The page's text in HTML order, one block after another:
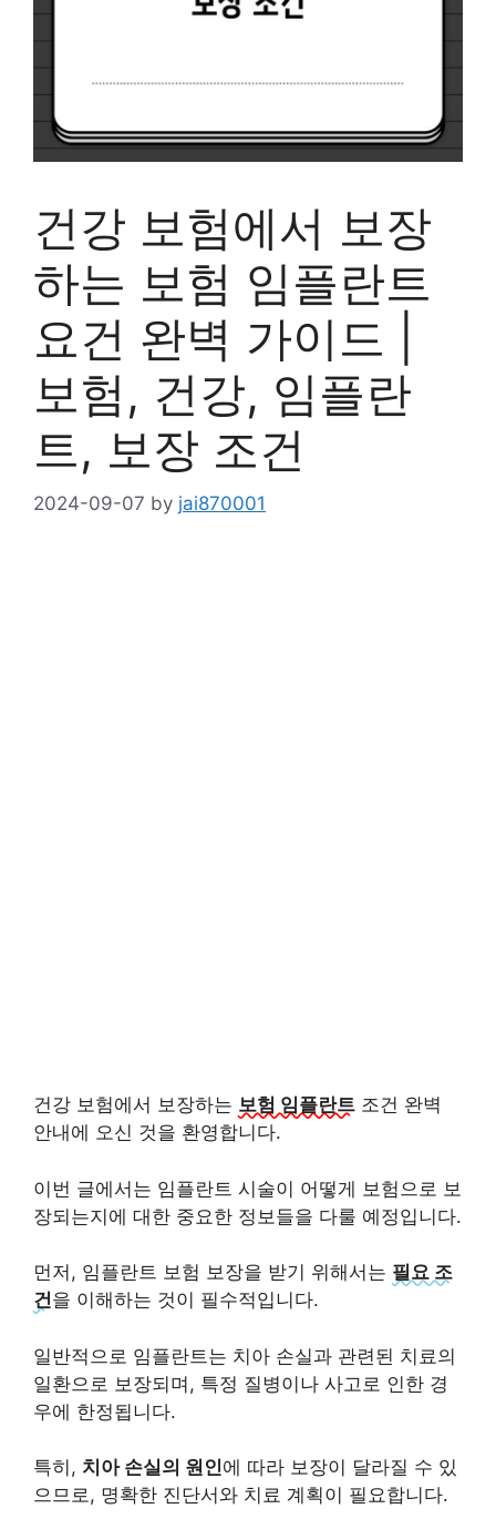
건강 보험에서 보장
하는 보험 임플란트
요건 완벽 가이드 |
보험, 건강, 임플란
트, 보장 조건
2024-09-07 by jai870001
건강 보험에서 보장하는 보험 임플란트 조건 완벽
안내에 오신 것을 환영합니다.
이번 글에서는 임플란트 시술이 어떻게 보험으로 보
장되는지에 대한 중요한 정보들을 다룰 예정입니다.
먼저, 임플란트 보험 보장을 받기 위해서는 필요 조
건을 이해하는 것이 필수적입니다.
일반적으로 임플란트는 치아 손실과 관련된 치료의
일환으로 보장되며, 특정 질병이나 사고로 인한 경
우에 한정됩니다.
특히, 치아 손실의 원인에 따라 보장이 달라질 수 있
으므로, 명확한 진단서와 치료 계획이 필요합니다.